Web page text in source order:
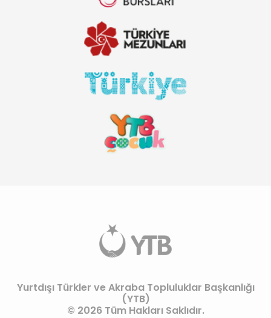
Yurtdışı Türkler ve Akraba Topluluklar Başkanlığı
(YTB)
© 2026 Tüm Hakları Saklıdır.